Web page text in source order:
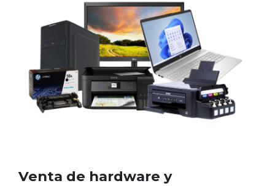
Venta de hardware y